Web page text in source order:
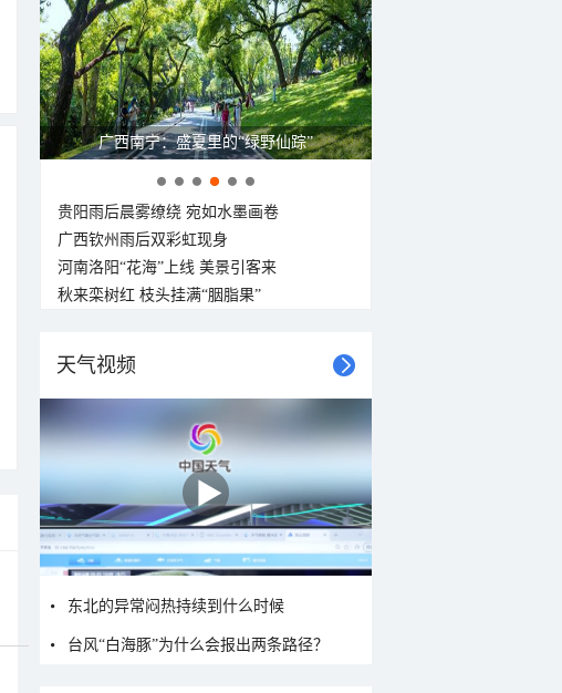
广西南宁：盛夏里的“绿野仙踪”
贵阳雨后晨雾缭绕 宛如水墨画卷
广西钦州雨后双彩虹现身
河南洛阳“花海”上线 美景引客来
秋来栾树红 枝头挂满“胭脂果”
天气视频
东北的异常闷热持续到什么时候
台风“白海豚”为什么会报出两条路径？